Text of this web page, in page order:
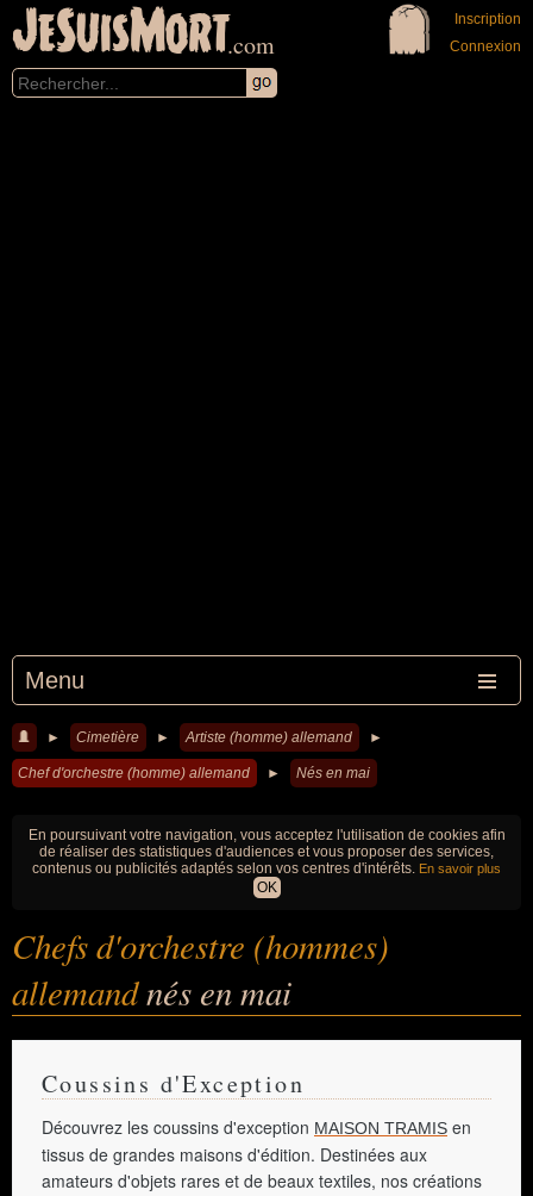
JeSuisMort.com
Menu
Inscription
Connexion
► Cimetière ► Artiste (homme) allemand ►
Chef d'orchestre (homme) allemand ► Nés en mai
En poursuivant votre navigation, vous acceptez l'utilisation de cookies afin
de réaliser des statistiques d'audiences et vous proposer des services,
contenus ou publicités adaptés selon vos centres d'intérêts. En savoir plus
OK
Chefs d'orchestre (hommes)
allemandnés en mai
Coussins d'Exception
Découvrez les coussins d'exception MAISON TRAMIS en
tissus de grandes maisons d'édition. Destinées aux
amateurs d'objets rares et de beaux textiles, nos créations